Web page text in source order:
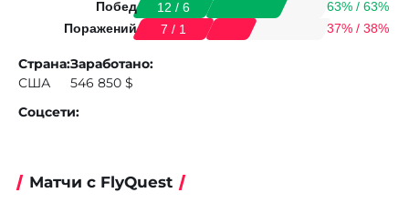
Побед
12 / 6
63% / 63%
Поражений
7 / 1 37% / 38%
Страна:
США
Заработано:
546 850 $
Соцсети:
Матчи с FlyQuest